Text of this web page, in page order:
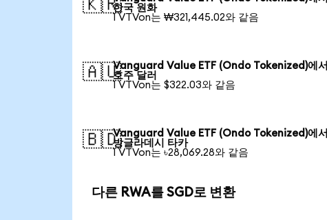
🇰🇷한국 원화
1 VTVon는 ₩321,445.02와 같음
🇦🇺Vanguard Value ETF (Ondo Tokenized)에서
호주 달러
1 VTVon는 $322.03와 같음
🇧🇩Vanguard Value ETF (Ondo Tokenized)에서
방글라데시 타카
1 VTVon는 ৳28,069.28와 같음
다른 RWA를 SGD로 변환